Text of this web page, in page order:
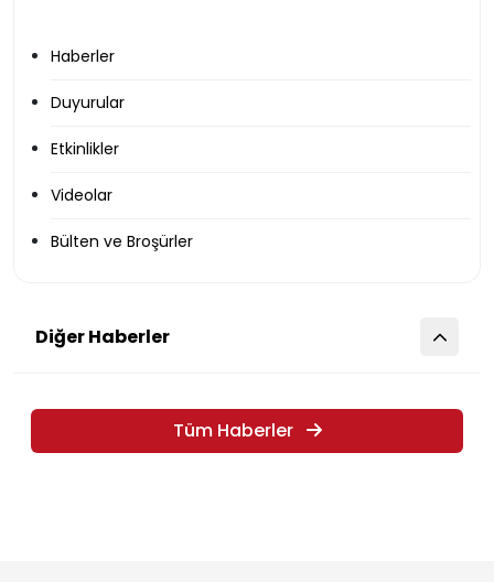
Haberler
Duyurular
Etkinlikler
Videolar
Bülten ve Broşürler
Diğer Haberler
Tüm Haberler